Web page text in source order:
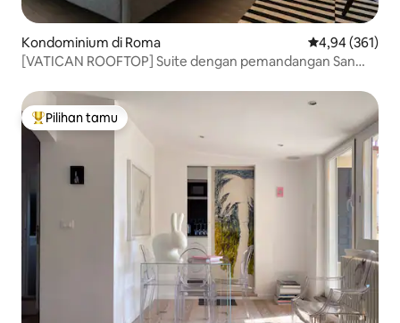
Kondominium di Roma Nilai rata-rata
4,94 (361)
[VATICAN ROOFTOP] Suite dengan pemandangan San
Pilihan tamu terpopuler
Pilihan tamu